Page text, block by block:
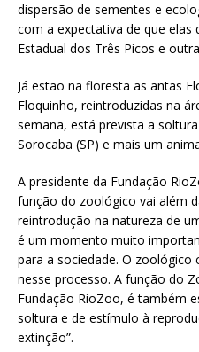
dispersão de sementes e
com a expectativa de que elas
Estadual dos Três Picos e
Já estão na floresta as antas
Floquinho, reintroduzidas na
semana, está prevista a
Sorocaba (SP) e mais um
A presidente da Fundação
função do zoológico vai além
reintrodução na natureza de
é um momento muito
para a sociedade. O
nesse processo. A função do
Fundação RioZoo, é também
soltura e de estímulo à
extinção”.